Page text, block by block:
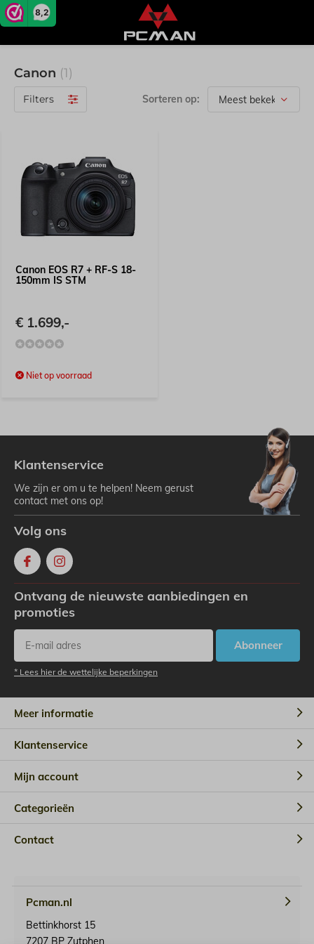
8,2
Canon (1)
Filters Sorteren op:
Canon EOS R7 + RF-S 18-
150mm IS STM
€ 1.699,-
Niet op voorraad
Klantenservice
We zijn er om u te helpen! Neem gerust
contact met ons op!
Volg ons
Ontvang de nieuwste aanbiedingen en
promoties
Abonneer
* Lees hier de wettelijke beperkingen
Meer informatie
Klantenservice
Mijn account
Categorieën
Contact
Pcman.nl
Bettinkhorst 15
7207 BP Zutphen